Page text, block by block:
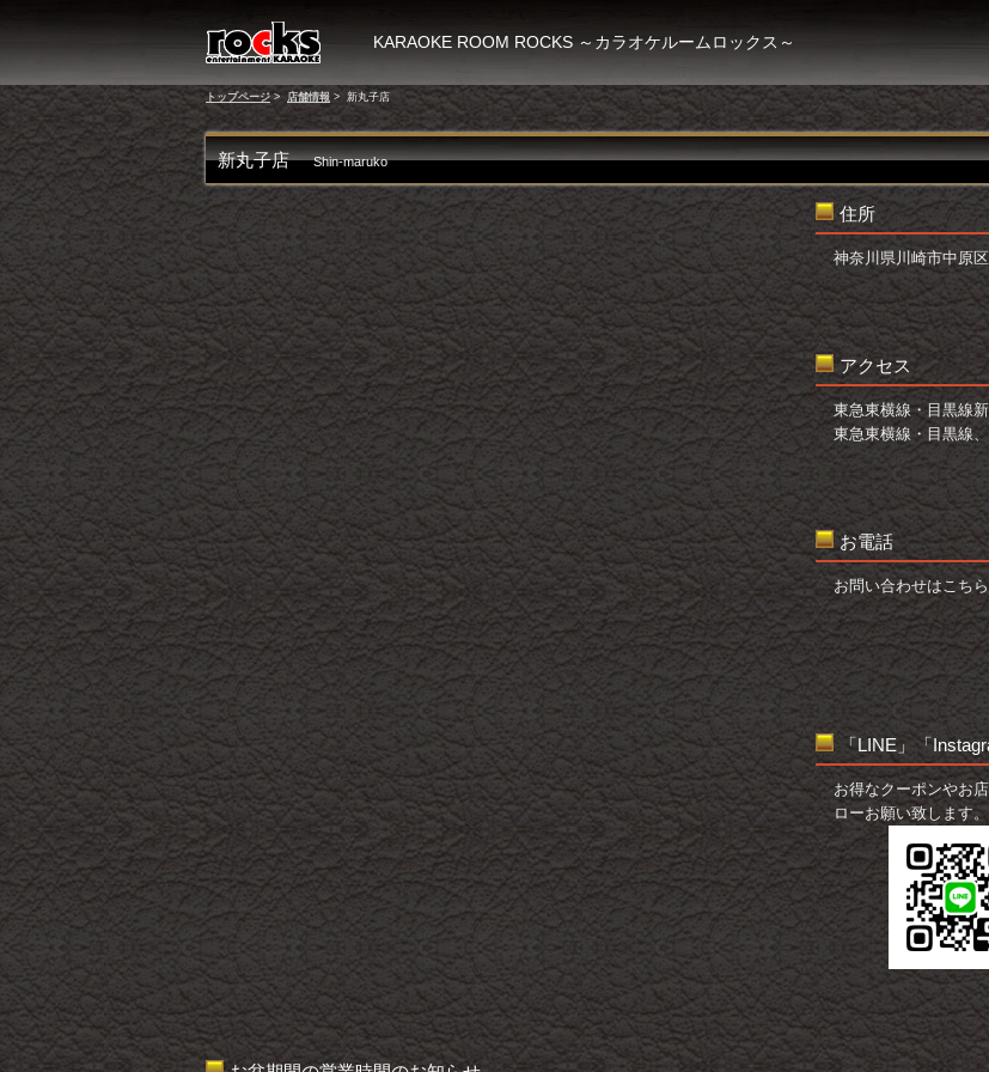
KARAOKE ROOM ROCKS ～カラオケルームロックス～
トップページ> 店舗情報 > 新丸子店
新丸子店 Shin-maruko
住所
神奈川県川崎市中原
アクセス
東急東横線・目黒線
東急東横線・目黒線
お電話
お問い合わせはこち
「LINE」「
お得なクーポンやお
ローお願い致します。